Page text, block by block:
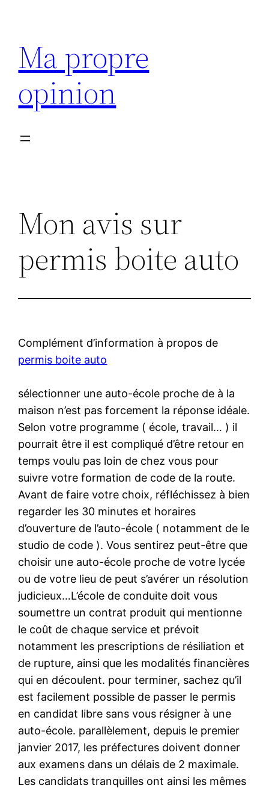
contenu
Ma propre
opinion
Mon avis sur
permis boite auto
Complément d’information à propos de
permis boite auto
sélectionner une auto-école proche de à la
maison n’est pas forcement la réponse idéale.
Selon votre programme ( école, travail… ) il
pourrait être il est compliqué d’être retour en
temps voulu pas loin de chez vous pour
suivre votre formation de code de la route.
Avant de faire votre choix, réfléchissez à bien
regarder les 30 minutes et horaires
d’ouverture de l’auto-école ( notamment de le
studio de code ). Vous sentirez peut-être que
choisir une auto-école proche de votre lycée
ou de votre lieu de peut s’avérer un résolution
judicieux…L’école de conduite doit vous
soumettre un contrat produit qui mentionne
le coût de chaque service et prévoit
notamment les prescriptions de résiliation et
de rupture, ainsi que les modalités financières
qui en découlent. pour terminer, sachez qu’il
est facilement possible de passer le permis
en candidat libre sans vous résigner à une
auto-école. parallèlement, depuis le premier
janvier 2017, les préfectures doivent donner
aux examens dans un délais de 2 maximale.
Les candidats tranquilles ont ainsi les mêmes